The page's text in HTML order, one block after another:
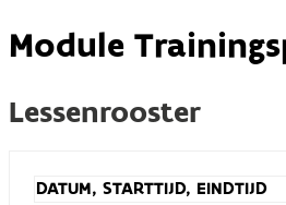
Module
Lessenrooster
DATUM, STARTTIJD, EINDTIJD